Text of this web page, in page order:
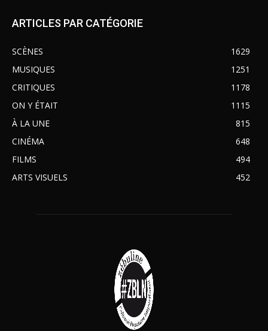
ARTICLES PAR CATÉGORIE
SCÈNES
1629
MUSIQUES
1251
CRITIQUES
1178
ON Y ÉTAIT
1115
À LA UNE
815
CINÉMA
648
FILMS
494
ARTS VISUELS
452